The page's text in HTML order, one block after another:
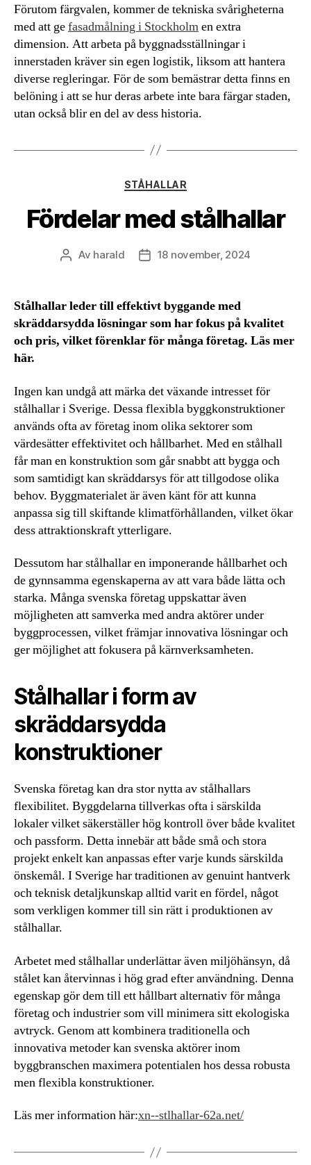
Förutom färgvalen, kommer de tekniska svårigheterna
med att gefasadmålning i Stockholmen extra
dimension. Att arbeta på byggnadsställningar i
innerstaden kräver sin egen logistik, liksom att hantera
diverse regleringar. För de som bemästrar detta finns en
belöning i att se hur deras arbete inte bara färgar staden,
utan också blir en del av dess historia.
Kategorier
STÅHALLAR
Fördelar med stålhallar
Inläggsförfattare
Av harald Inläggsdatum
18 november, 2024
Stålhallar leder till effektivt byggande med
skräddarsydda lösningar som har fokus på kvalitet
och pris, vilket förenklar för många företag. Läs mer
här.
Ingen kan undgå att märka det växande intresset för
stålhallar i Sverige. Dessa flexibla byggkonstruktioner
används ofta av företag inom olika sektorer som
värdesätter effektivitet och hållbarhet. Med en stålhall
får man en konstruktion som går snabbt att bygga och
som samtidigt kan skräddarsys för att tillgodose olika
behov. Byggmaterialet är även känt för att kunna
anpassa sig till skiftande klimatförhållanden, vilket ökar
dess attraktionskraft ytterligare.
Dessutom har stålhallar en imponerande hållbarhet och
de gynnsamma egenskaperna av att vara både lätta och
starka. Många svenska företag uppskattar även
möjligheten att samverka med andra aktörer under
byggprocessen, vilket främjar innovativa lösningar och
ger möjlighet att fokusera på kärnverksamheten.
Stålhallar i form av
skräddarsydda
konstruktioner
Svenska företag kan dra stor nytta av stålhallars
flexibilitet. Byggdelarna tillverkas ofta i särskilda
lokaler vilket säkerställer hög kontroll över både kvalitet
och passform. Detta innebär att både små och stora
projekt enkelt kan anpassas efter varje kunds särskilda
önskemål. I Sverige har traditionen av genuint hantverk
och teknisk detaljkunskap alltid varit en fördel, något
som verkligen kommer till sin rätt i produktionen av
stålhallar.
Arbetet med stålhallar underlättar även miljöhänsyn, då
stålet kan återvinnas i hög grad efter användning. Denna
egenskap gör dem till ett hållbart alternativ för många
företag och industrier som vill minimera sitt ekologiska
avtryck. Genom att kombinera traditionella och
innovativa metoder kan svenska aktörer inom
byggbranschen maximera potentialen hos dessa robusta
men flexibla konstruktioner.
Läs mer information här:xn--stlhallar-62a.net/